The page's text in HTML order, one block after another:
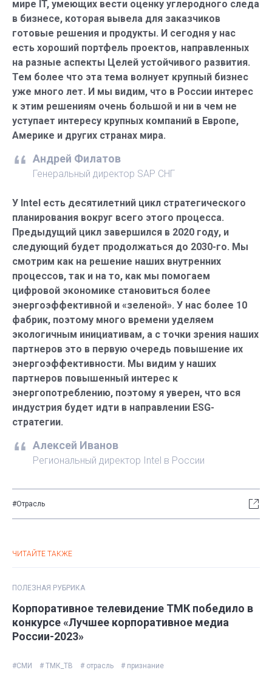
мире IT, умеющих вести оценку углеродного следа
в бизнесе, которая вывела для заказчиков
готовые решения и продукты. И сегодня у нас
есть хороший портфель проектов, направленных
на разные аспекты Целей устойчивого развития.
Тем более что эта тема волнует крупный бизнес
уже много лет. И мы видим, что в России интерес
к этим решениям очень большой и ни в чем не
уступает интересу крупных компаний в Европе,
Америке и других странах мира.
Андрей Филатов
Генеральный директор SAP СНГ
У Intel есть десятилетний цикл стратегического
планирования вокруг всего этого процесса.
Предыдущий цикл завершился в 2020 году, и
следующий будет продолжаться до 2030-го. Мы
смотрим как на решение наших внутренних
процессов, так и на то, как мы помогаем
цифровой экономике становиться более
энергоэффективной и «зеленой». У нас более 10
фабрик, поэтому много времени уделяем
экологичным инициативам, а с точки зрения наших
партнеров это в первую очередь повышение их
энергоэффективности. Мы видим у наших
партнеров повышенный интерес к
энергопотреблению, поэтому я уверен, что вся
индустрия будет идти в направлении ESG-
стратегии.
Алексей Иванов
Региональный директор Intel в России
#Отрасль
ЧИТАЙТЕ ТАКЖЕ
ПОЛЕЗНАЯ РУБРИКА
Корпоративное телевидение ТМК победило в
конкурсе «Лучшее корпоративное медиа
России-2023»
#СМИ # ТМК_ТВ # отрасль # признание